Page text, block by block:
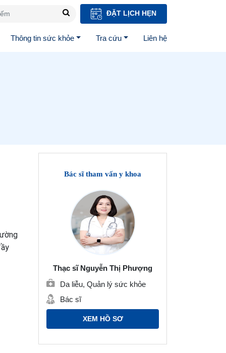
ĐẶT LỊCH HẸN
Thông tin sức khỏe Tra cứu Liên hệ
Bác sĩ tham vấn y khoa
Thạc sĩ Nguyễn Thị Phượng
Da liễu, Quản lý sức khỏe
Bác sĩ
XEM HỒ SƠ